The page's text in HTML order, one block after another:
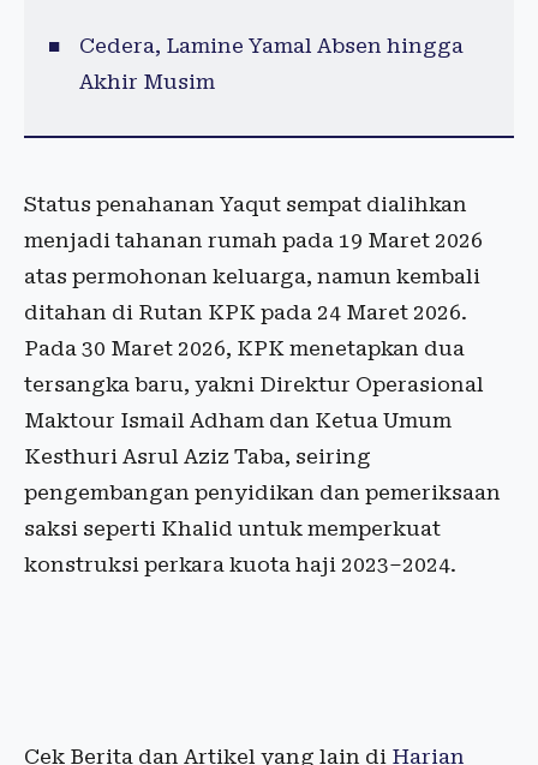
Cedera, Lamine Yamal Absen hingga
Akhir Musim
Status penahanan Yaqut sempat dialihkan
menjadi tahanan rumah pada 19 Maret 2026
atas permohonan keluarga, namun kembali
ditahan di Rutan KPK pada 24 Maret 2026.
Pada 30 Maret 2026, KPK menetapkan dua
tersangka baru, yakni Direktur Operasional
Maktour Ismail Adham dan Ketua Umum
Kesthuri Asrul Aziz Taba, seiring
pengembangan penyidikan dan pemeriksaan
saksi seperti Khalid untuk memperkuat
konstruksi perkara kuota haji 2023–2024.
Cek Berita dan Artikel yang lain di Harian